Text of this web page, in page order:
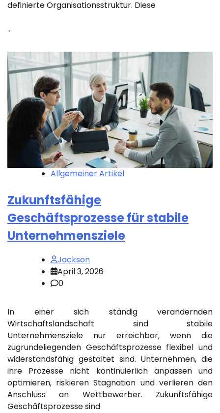
definierte Organisationsstruktur. Diese
…
Allgemeiner Artikel
Zukunftsfähige
Geschäftsprozesse für stabile
Unternehmensziele
Jackson
April 3, 2026
0
In einer sich ständig verändernden
Wirtschaftslandschaft sind stabile
Unternehmensziele nur erreichbar, wenn die
zugrundeliegenden Geschäftsprozesse flexibel und
widerstandsfähig gestaltet sind. Unternehmen, die
ihre Prozesse nicht kontinuierlich anpassen und
optimieren, riskieren Stagnation und verlieren den
Anschluss an Wettbewerber. Zukunftsfähige
Geschäftsprozesse sind